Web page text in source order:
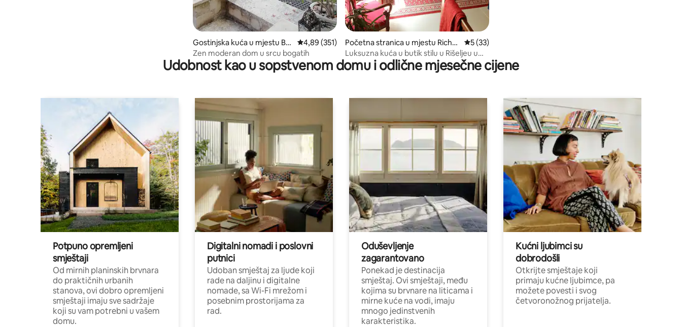
Gostinjska kuća u mjestu Bra
ye-sous-Faye
prosječna ocjena 4,89 od 5, recenzija: 351
4,89 (351)
Zen moderan dom u srcu bogatih
Početna stranica u mjestu Richeli
eu
prosječna ocjena 5 od 5, recenzija: 33
5 (33)
Luksuzna kuća u butik stilu u Rišeljeu u
Francuskoj
Udobnost kao u sopstvenom domu i odlične mjesečne cijene
Potpuno opremljeni
smještaji
Od mirnih planinskih brvnara
do praktičnih urbanih
stanova, ovi dobro opremljeni
smještaji imaju sve sadržaje
koji su vam potrebni u vašem
domu.
Digitalni nomadi i poslovni
putnici
Udoban smještaj za ljude koji
rade na daljinu i digitalne
nomade, sa Wi-Fi mrežom i
posebnim prostorijama za
rad.
Oduševljenje
zagarantovano
Ponekad je destinacija
smještaj. Ovi smještaji, među
kojima su brvnare na liticama i
mirne kuće na vodi, imaju
mnogo jedinstvenih
karakteristika.
Kućni ljubimci su
dobrodošli
Otkrijte smještaje koji
primaju kućne ljubimce, pa
možete povesti i svog
četvoronožnog prijatelja.